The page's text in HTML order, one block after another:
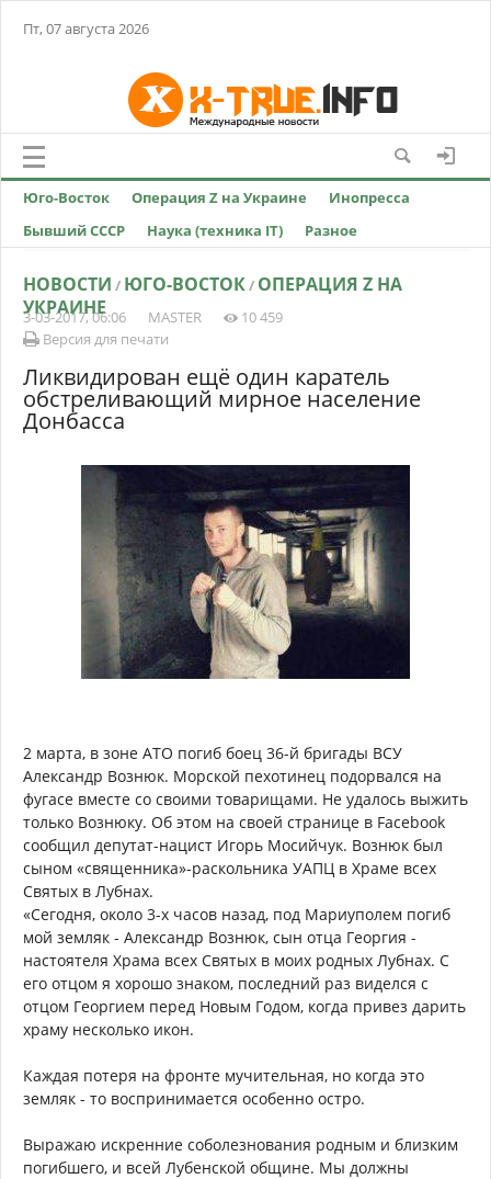
Пт, 07 августа 2026
Юго-Восток Операция Z на Украине
Инопресса
Бывший СССР
Наука (техника IT) Разное
НОВОСТИ / ЮГО-ВОСТОК/ ОПЕРАЦИЯ Z НА
УКРАИНЕ
3-03-2017, 06:06 MASTER
10 459
Версия для печати
Ликвидирован ещё один каратель
обстреливающий мирное население
Донбасса
2 марта, в зоне АТО погиб боец 36-й бригады ВСУ
Александр Вознюк. Морской пехотинец подорвался на
фугасе вместе со своими товарищами. Не удалось выжить
только Вознюку. Об этом на своей странице в Facebook
сообщил депутат-нацист Игорь Мосийчук. Вознюк был
сыном «священника»-раскольника УАПЦ в Храме всех
Святых в Лубнах.
«Сегодня, около 3-х часов назад, под Мариуполем погиб
мой земляк - Александр Вознюк, сын отца Георгия -
настоятеля Храма всех Святых в моих родных Лубнах. С
его отцом я хорошо знаком, последний раз виделся с
отцом Георгием перед Новым Годом, когда привез дарить
храму несколько икон.
Каждая потеря на фронте мучительная, но когда это
земляк - то воспринимается особенно остро.
Выражаю искренние соболезнования родным и близким
погибшего, и всей Лубенской общине. Мы должны